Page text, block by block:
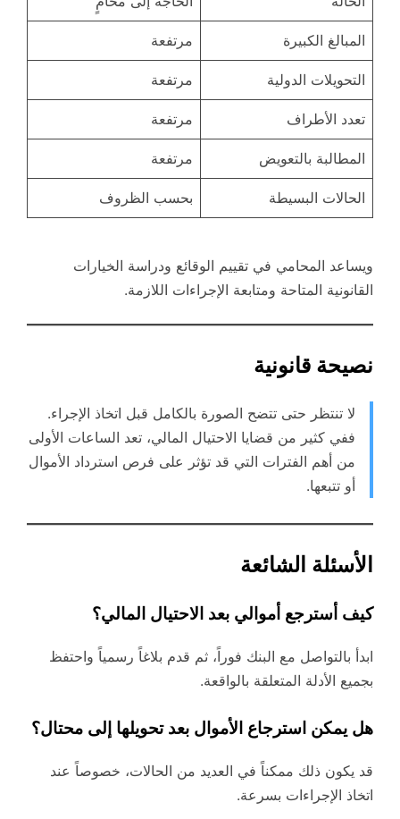
المبالغ الكبيرة مرتفعة
التحويلات الدولية مرتفعة
تعدد الأطراف مرتفعة
المطالبة بالتعويض مرتفعة
الحالات البسيطة بحسب الظروف
ويساعد المحامي في تقييم الوقائع ودراسة الخيارات
القانونية المتاحة ومتابعة الإجراءات اللازمة.
نصيحة قانونية
لا تنتظر حتى تتضح الصورة بالكامل قبل اتخاذ الإجراء.
ففي كثير من قضايا الاحتيال المالي، تعد الساعات الأولى
من أهم الفترات التي قد تؤثر على فرص استرداد الأموال
أو تتبعها.
الأسئلة الشائعة
كيف أسترجع أموالي بعد الاحتيال المالي؟
ابدأ بالتواصل مع البنك فوراً، ثم قدم بلاغاً رسمياً واحتفظ
بجميع الأدلة المتعلقة بالواقعة.
هل يمكن استرجاع الأموال بعد تحويلها إلى محتال؟
قد يكون ذلك ممكناً في العديد من الحالات، خصوصاً عند
اتخاذ الإجراءات بسرعة.